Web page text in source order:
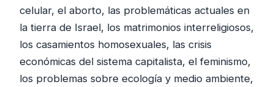
celular, el aborto, las problemáticas actuales en
la tierra de Israel, los matrimonios interreligiosos,
los casamientos homosexuales, las crisis
económicas del sistema capitalista, el feminismo,
los problemas sobre ecología y medio ambiente,